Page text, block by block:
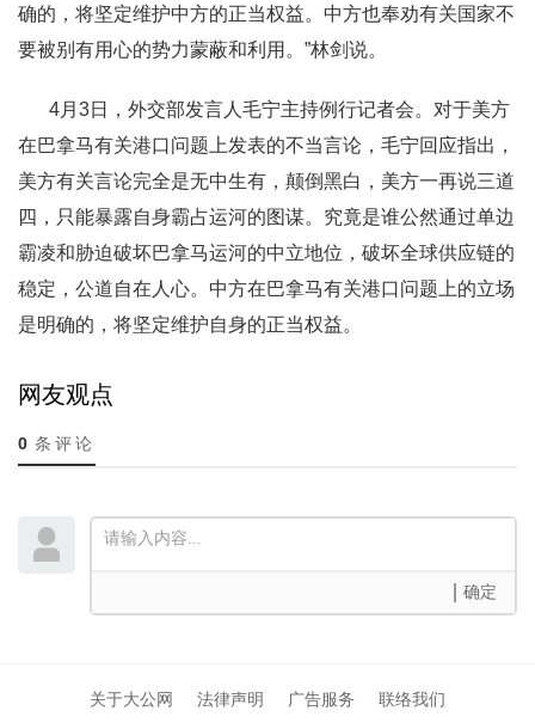
确的，将坚定维护中方的正当权益。中方也奉劝有关国家不
要被别有用心的势力蒙蔽和利用。”林剑说。
4月3日，外交部发言人毛宁主持例行记者会。对于美方
在巴拿马有关港口问题上发表的不当言论，毛宁回应指出，
美方有关言论完全是无中生有，颠倒黑白，美方一再说三道
四，只能暴露自身霸占运河的图谋。究竟是谁公然通过单边
霸凌和胁迫破坏巴拿马运河的中立地位，破坏全球供应链的
稳定，公道自在人心。中方在巴拿马有关港口问题上的立场
是明确的，将坚定维护自身的正当权益。
网友观点
0 条评论
确定
关于大公网 法律声明 广告服务 联络我们